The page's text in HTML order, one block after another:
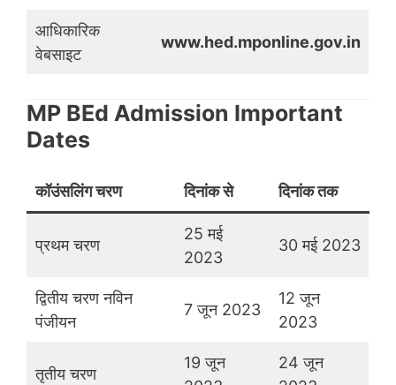
आधिकारिक
वेबसाइट
www.hed.mponline.gov.in
MP BEd Admission Important
Dates
कॉउंसलिंग चरण दिनांक से दिनांक तक
प्रथम चरण
25 मई
2023
30 मई 2023
द्वितीय चरण नविन
पंजीयन
7 जून 2023
12 जून
2023
तृतीय चरण
19 जून
24 जून